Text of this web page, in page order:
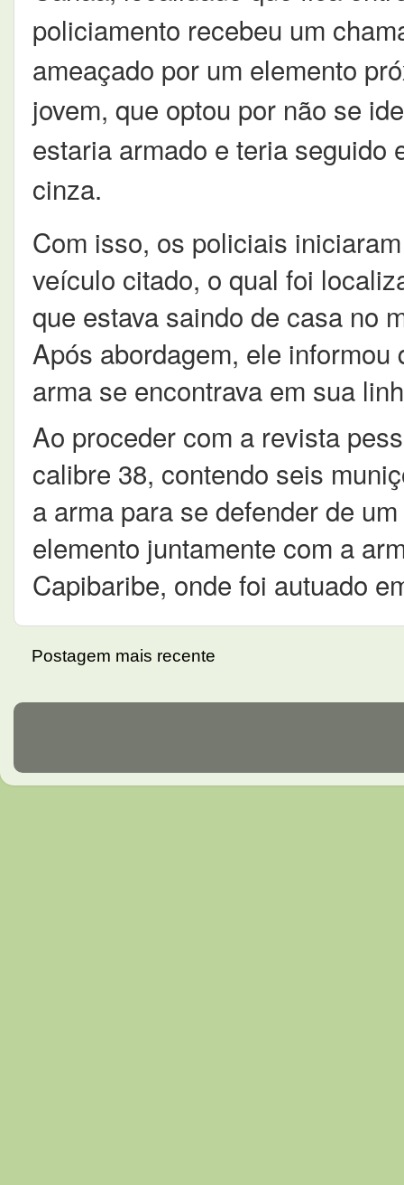
policiamento recebeu um
ameaçado por um elemento
jovem, que optou por não se
estaria armado e teria seguido
cinza.
Com isso, os policiais
veículo citado, o qual foi
que estava saindo de casa no
Após abordagem, ele
arma se encontrava em sua
Ao proceder com a revista
calibre 38, contendo seis
a arma para se defender de
elemento juntamente com a
Capibaribe, onde foi autuado
Postagem mais recente